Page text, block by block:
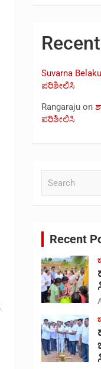
Suvarna Belaku
ಪರಿಶೀಲಿಸಿ
Rangaraju on
ಪರಿಶೀಲಿಸಿ
Recent